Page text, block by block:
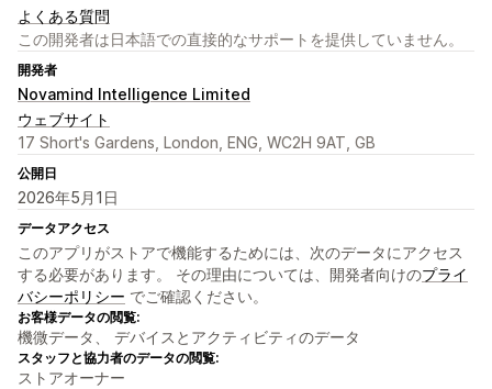
よくある質問
この開発者は日本語での直接的なサポートを提供していません。
開発者
Novamind Intelligence Limited
ウェブサイト
17 Short's Gardens, London, ENG, WC2H 9AT, GB
公開日
2026年5月1日
データアクセス
このアプリがストアで機能するためには、次のデータにアクセス
する必要があります。 その理由については、開発者向けのプライ
バシーポリシー でご確認ください。
お客様データの閲覧:
機微データ、 デバイスとアクティビティのデータ
スタッフと協力者のデータの閲覧:
ストアオーナー